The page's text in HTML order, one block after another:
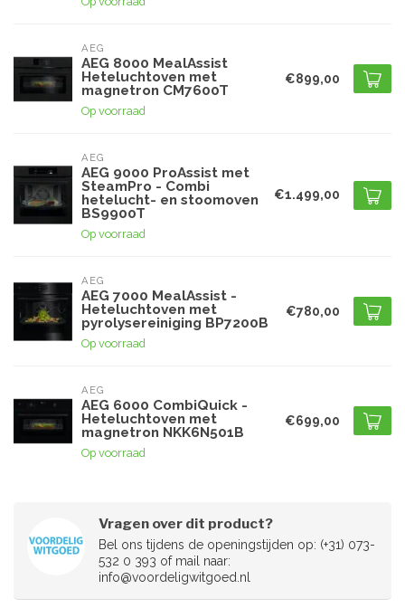
AEG
AEG 8000 MealAssist
Heteluchtoven met
magnetron CM7600T
Op voorraad
€899,00
AEG
AEG 9000 ProAssist met
SteamPro - Combi
hetelucht- en stoomoven
BS9900T
Op voorraad
€1.499,00
AEG
AEG 7000 MealAssist -
Heteluchtoven met
pyrolysereiniging BP7200B
Op voorraad
€780,00
AEG
AEG 6000 CombiQuick -
Heteluchtoven met
magnetron NKK6N501B
Op voorraad
€699,00
Vragen over dit product?
Bel ons tijdens de openingstijden op: (+31) 073-
532 0 393 of mail naar:
info@voordeligwitgoed.nl